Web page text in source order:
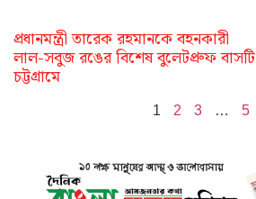
প্রধানমন্ত্রী তারেক রহমানকে বহনকারী
লাল-সবুজ রঙের বিশেষ বুলেটপ্রুফ বাসটি
চট্টগ্রামে
1 2 3 … 5